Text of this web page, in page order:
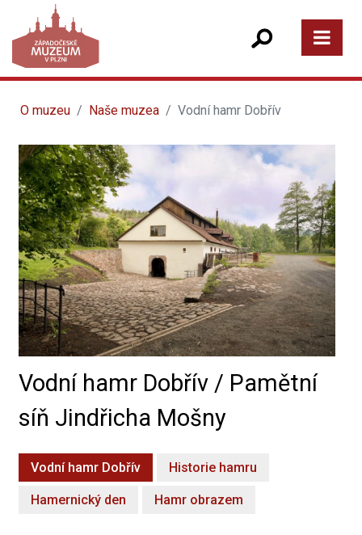
O muzeu Naše muzea Vodní hamr Dobřív
Vodní hamr Dobřív / Pamětní
síň Jindřicha Mošny
Vodní hamr Dobřív Historie hamru
Hamernický den Hamr obrazem